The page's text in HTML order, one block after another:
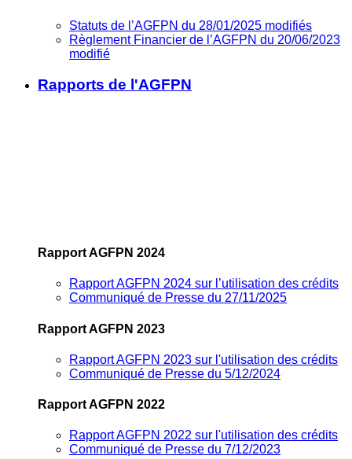
Statuts de l’AGFPN du 28/01/2025 modifiés
Règlement Financier de l’AGFPN du 20/06/2023
modifié
Rapports de l'AGFPN
Rapport AGFPN 2024
Rapport AGFPN 2024 sur l’utilisation des crédits
Communiqué de Presse du 27/11/2025
Rapport AGFPN 2023
Rapport AGFPN 2023 sur l'utilisation des crédits
Communiqué de Presse du 5/12/2024
Rapport AGFPN 2022
Rapport AGFPN 2022 sur l'utilisation des crédits
Communiqué de Presse du 7/12/2023